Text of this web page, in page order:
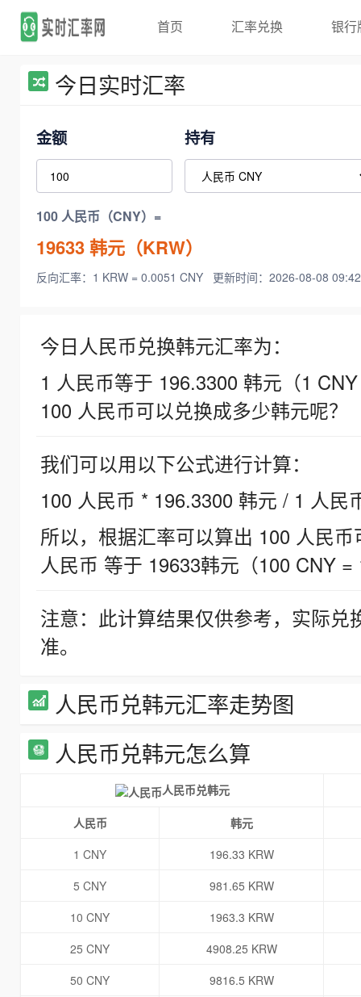
首页 汇率兑换 银行
今日实时汇率
金额 持有
100 人民币（CNY）=
19633韩元（KRW）
反向汇率：1 KRW = 0.0051 CNY 更新时间：2026-08-08
今日人民币兑换韩元汇率为：
1 人民币等于 196.3300 韩元（1
100 人民币可以兑换成多少韩元呢？
我们可以用以下公式进行计算：
100 人民币 * 196.3300 韩元 / 1 人民
所以，根据汇率可以算出 100 人民
人民币 等于 19633韩元（100 CNY =
注意：此计算结果仅供参考，实际
准。
人民币兑韩元汇率走势图
人民币兑韩元怎么算
人民币兑韩元
人民币
韩元
1 CNY
196.33 KRW
5 CNY
981.65 KRW
10 CNY
1963.3 KRW
25 CNY
4908.25 KRW
50 CNY
9816.5 KRW